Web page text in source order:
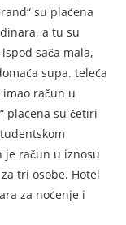
su plaćena
a tu su
sača mala,
supa. teleća
imao račun u
plaćena su četiri
je račun u iznosu
tri osobe. Hotel
za noćenje i